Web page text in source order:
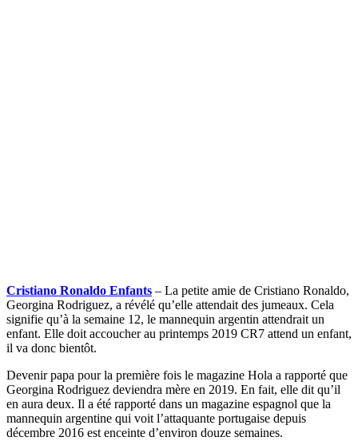
Cristiano Ronaldo Enfants – La petite amie de Cristiano Ronaldo,
Georgina Rodriguez, a révélé qu’elle attendait des jumeaux. Cela
signifie qu’à la semaine 12, le mannequin argentin attendrait un
enfant. Elle doit accoucher au printemps 2019 CR7 attend un enfant,
il va donc bientôt.
Devenir papa pour la première fois le magazine Hola a rapporté que
Georgina Rodriguez deviendra mère en 2019. En fait, elle dit qu’il
en aura deux. Il a été rapporté dans un magazine espagnol que la
mannequin argentine qui voit l’attaquante portugaise depuis
décembre 2016 est enceinte d’environ douze semaines.